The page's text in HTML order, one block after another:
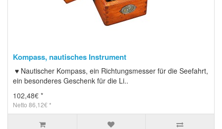
Kompass, nautisches Instrument
♥ Nautischer Kompass, ein Richtungsmesser für die Seefahrt,
ein besonderes Geschenk für die Li..
102,48€ *
Netto 86,12€ *